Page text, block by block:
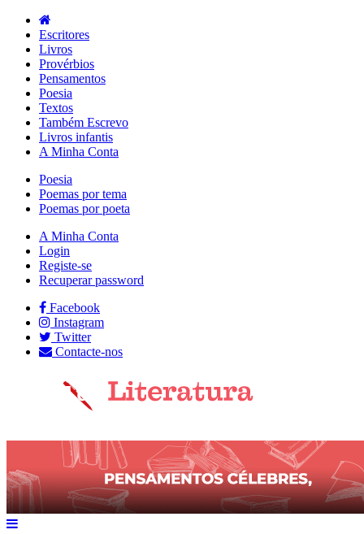
Escritores
Livros
Provérbios
Pensamentos
Poesia
Textos
Também Escrevo
Livros infantis
A Minha Conta
Poesia
Poemas por tema
Poemas por poeta
A Minha Conta
Login
Registe-se
Recuperar password
Facebook
Instagram
Twitter
Contacte-nos